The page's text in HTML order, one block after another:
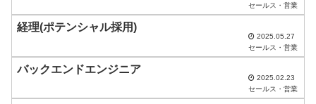
の
ま
セールス・営業
経理(ポテンシャル採用)
2025.05.27
セールス・営業
バックエンドエンジニア
2025.02.23
セールス・営業